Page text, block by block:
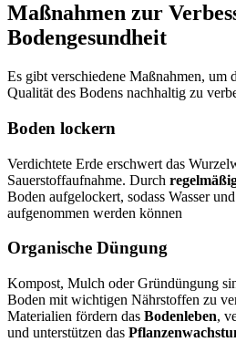
Maßnahmen zur
Bodengesundheit
Es gibt verschiedene Maßnahmen, um
Qualität des Bodens nachhaltig zu
Boden lockern
Verdichtete Erde erschwert das
Sauerstoffaufnahme. Durch
Boden aufgelockert, sodass Wasser
aufgenommen werden können
Organische Düngung
Kompost, Mulch oder Gründüngung
Boden mit wichtigen Nährstoffen zu
Materialien fördern das Bodenleben,
und unterstützen das